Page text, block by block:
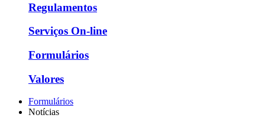
Regulamentos
Serviços On-line
Formulários
Valores
Formulários
Notícias